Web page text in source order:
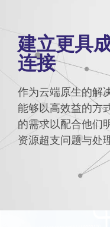
建立更具
连接
作为云端原生的解
能够以高效益的方
的需求以配合他们
资源超支问题与处